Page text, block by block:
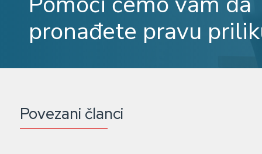
pronađete pravu
Povezani članci